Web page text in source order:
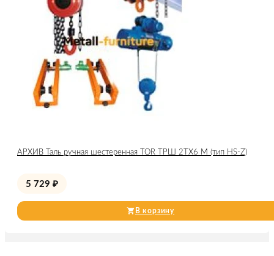
АРХИВ Таль ручная шестеренная TOR ТРШ 2ТХ6 М (тип HS-Z)
5 729 ₽
В корзину